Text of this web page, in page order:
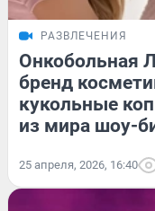
РАЗВЛЕЧЕНИЯ
Онкобольная
бренд
кукольные
из мира шоу-
25 апреля, 2026, 16:40